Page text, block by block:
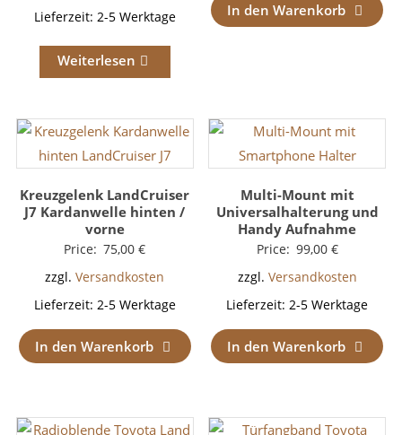
Lieferzeit: 2-5 Werktage
Weiterlesen
In den Warenkorb
Kreuzgelenk LandCruiser
J7 Kardanwelle hinten /
vorne
Price: 75,00€
zzgl.Versandkosten
Lieferzeit: 2-5 Werktage
In den Warenkorb
Multi-Mount mit
Universalhalterung und
Handy Aufnahme
Price: 99,00 €
zzgl. Versandkosten
Lieferzeit:2-5 Werktage
In den Warenkorb